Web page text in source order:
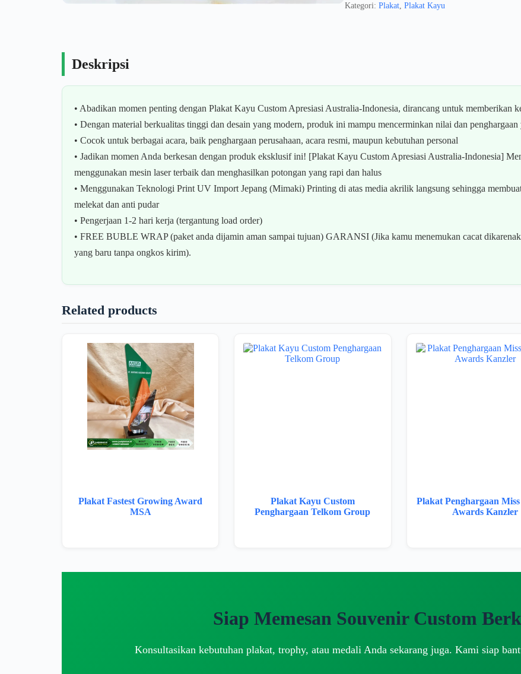
Kategori:Plakat ,Plakat Kayu
Deskripsi
• Abadikan momen penting dengan Plakat Kayu Custom Apresiasi Australia-Indonesia, dirancang untuk memberikan
• Dengan material berkualitas tinggi dan desain yang modern, produk ini mampu mencerminkan nilai dan penghargaan
• Cocok untuk berbagai acara, baik penghargaan perusahaan, acara resmi, maupun kebutuhan personal
• Jadikan momen Anda berkesan dengan produk eksklusif ini! [Plakat Kayu Custom Apresiasi Australia-Indonesia]
menggunakan mesin laser terbaik dan menghasilkan potongan yang rapi dan halus
• Menggunakan Teknologi Print UV Import Jepang (Mimaki) Printing di atas media akrilik langsung sehingga
melekat dan anti pudar
• Pengerjaan 1-2 hari kerja (tergantung load order)
• FREE BUBLE WRAP (paket anda dijamin aman sampai tujuan) GARANSI (Jika kamu menemukan cacat
yang baru tanpa ongkos kirim).
Related products
Plakat Fastest Growing Award
MSA
Plakat Kayu Custom
Penghargaan Telkom Group
Plakat Penghargaan
Awards Kanzler
Siap Memesan Souvenir Custom
Konsultasikan kebutuhan plakat, trophy, atau medali Anda sekarang juga. Kami siap